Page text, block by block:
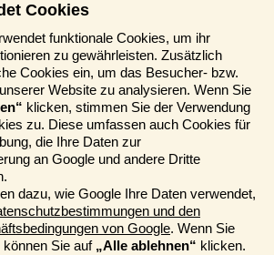
Fragen
Partner
Partner
Cookies
funktionale Cookies, um ihr
zu gewährleisten. Zusätzlich
Cookies ein, um das Besucher- bzw.
Website zu analysieren. Wenn Sie
klicken, stimmen Sie der Verwendung
zu. Diese umfassen auch Cookies für
die Ihre Daten zur
an Google und andere Dritte
dazu, wie Google Ihre Daten verwendet,
und den
von Google. Wenn Sie
Sie auf „Alle ablehnen“ klicken.